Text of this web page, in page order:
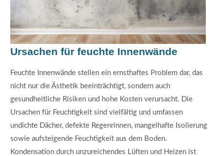
Ursachen für feuchte Innenwände
Feuchte Innenwände stellen ein ernsthaftes Problem dar, das
nicht nur die Ästhetik beeinträchtigt, sondern auch
gesundheitliche Risiken und hohe Kosten verursacht. Die
Ursachen für Feuchtigkeit sind vielfältig und umfassen
undichte Dächer, defekte Regenrinnen, mangelhafte Isolierung
sowie aufsteigende Feuchtigkeit aus dem Boden.
Kondensation durch unzureichendes Lüften und Heizen ist